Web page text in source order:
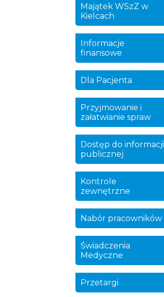
Majątek WSzZ w
Kielcach
Informacje
finansowe
Dla Pacjenta
Przyjmowanie i
załatwianie spraw
Dostęp do informacji
publicznej
Kontrole
zewnętrzne
Nabór pracowników
Świadczenia
Medyczne
Przetargi